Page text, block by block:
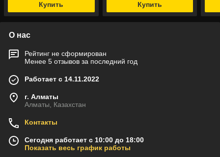
Купить Купить
О нас
Рейтинг не сформирован
Менее 5 отзывов за последний год
Работает с 14.11.2022
г. Алматы
Алматы, Казахстан
Контакты
Сегодня работает с 10:00 до 18:00
Показать весь график работы